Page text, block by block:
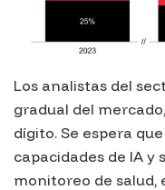
Los analistas del
gradual del
dígito. Se espera
capacidades de IA y
monitoreo de salud,